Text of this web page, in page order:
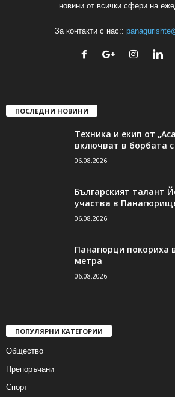
новини от всички сфери на
За контакти с нас::
ПОСЛЕДНИ НОВИНИ
Техника и екип от
включват в борбата
06.08.2026
Българският талант
участва в
06.08.2026
Панагюрци покориха
метра
06.08.2026
ПОПУЛЯРНИ КАТЕГОРИИ
Общество
Препоръчани
Спорт